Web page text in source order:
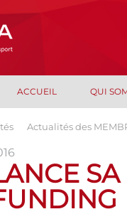
ACCUEIL QUI
Actualités des